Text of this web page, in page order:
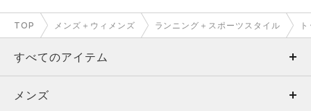
TOP メンズ＋ウィメンズ ランニング＋スポーツスタイル
すべてのアイテム
メンズ
メンズ